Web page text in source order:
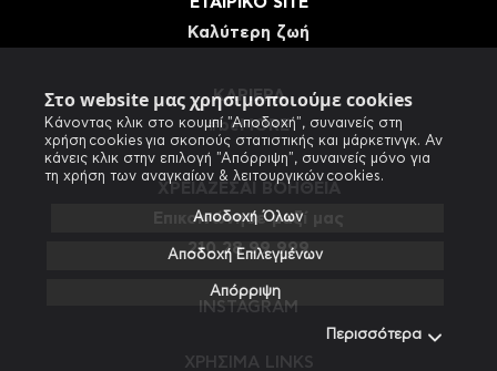
Στο website μας χρησιμοποιούμε cookies
Κάνοντας κλικ στο κουμπί "Αποδοχή", συναινείς στη
χρήση cookies για σκοπούς στατιστικής και μάρκετινγκ. Αν
κάνεις κλικ στην επιλογή "Απόρριψη", συναινείς μόνο για
τη χρήση των αναγκαίων & λειτουργικών cookies.
Αποδοχή Όλων
Αποδοχή Επιλεγμένων
Απόρριψη
Περισσότερα
Καλύτερη ζωή
ΚΑΡΙΕΡΑ
#beMORE
ΧΡΕΙΑΖΕΣΑΙ ΒΟΗΘΕΙΑ
Eπικοινώνησε μαζί μας
210 28 99 999
INSTAGRAM
ΧΡΗΣΙΜΑ LINKS